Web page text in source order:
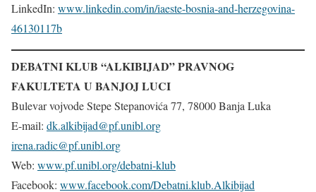
LinkedIn: www.linkedin.com/in/iaeste-bosnia-and-herzegovina-
46130117b
DEBATNI KLUB “ALKIBIJAD” PRAVNOG
FAKULTETA U BANJOJ LUCI
Bulevar vojvode Stepe Stepanovića 77, 78000 Banja Luka
E-mail: dk.alkibijad@pf.unibl.org
irena.radic@pf.unibl.org
Web: www.pf.unibl.org/debatni-klub
Facebook: www.facebook.com/Debatni.klub.Alkibijad